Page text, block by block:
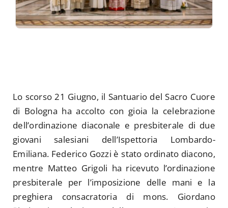
Lo scorso 21 Giugno, il Santuario del Sacro Cuore
di Bologna ha accolto con gioia la celebrazione
dell’ordinazione diaconale e presbiterale di due
giovani salesiani dell’Ispettoria Lombardo-
Emiliana. Federico Gozzi è stato ordinato diacono,
mentre Matteo Grigoli ha ricevuto l’ordinazione
presbiterale per l’imposizione delle mani e la
preghiera consacratoria di mons. Giordano